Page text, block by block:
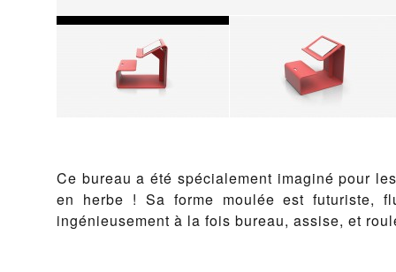
Ce bureau a été spécialement imaginé pour
en herbe ! Sa forme moulée est futuriste,
ingénieusement à la fois bureau, assise, et